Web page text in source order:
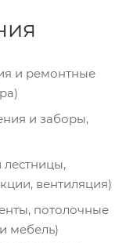
и ремонтные
и заборы,
вентиляция)
потолочные
мебель)